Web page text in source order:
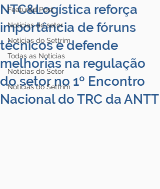
Featured Post
Notícias do setor
Notícias do Settrim
Todas as Notícias
Notícias do Setor
Notícias do Settrim
NTC&Logística reforça
importância de fóruns
técnicos e defende
melhorias na regulação
do setor no 1º Encontro
Nacional do TRC da ANTT